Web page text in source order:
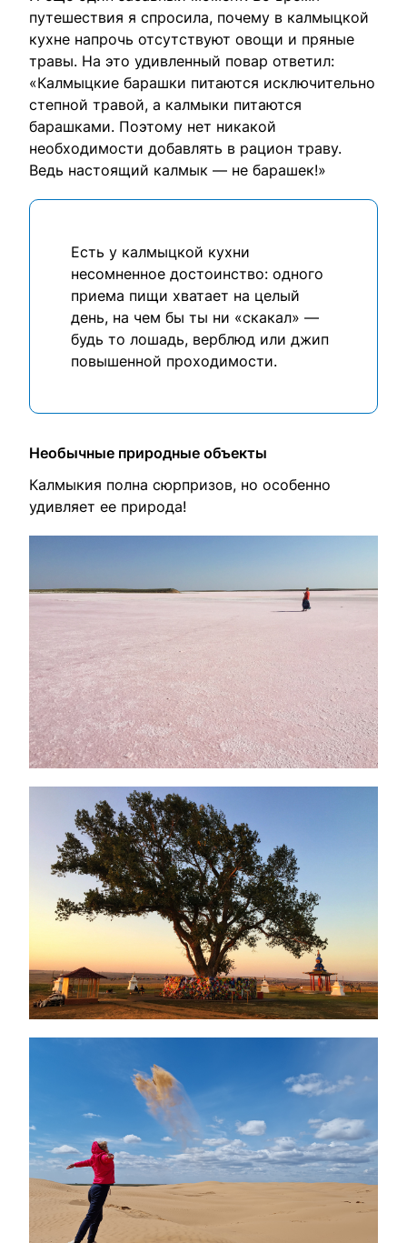
путешествия я спросила, почему в калмыцкой
кухне напрочь отсутствуют овощи и пряные
травы. На это удивленный повар ответил:
«Калмыцкие барашки питаются исключительно
степной травой, а калмыки питаются
барашками. Поэтому нет никакой
необходимости добавлять в рацион траву.
Ведь настоящий калмык — не барашек!»
Есть у калмыцкой кухни
несомненное достоинство: одного
приема пищи хватает на целый
день, на чем бы ты ни «скакал» —
будь то лошадь, верблюд или джип
повышенной проходимости.
Необычные природные объекты
Калмыкия полна сюрпризов, но особенно
удивляет ее природа!